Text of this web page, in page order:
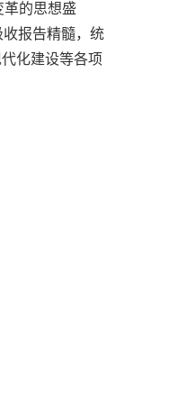
的思想盛
报告精髓，统
化建设等各项